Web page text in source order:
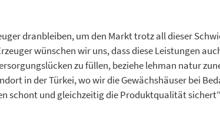
dranbleiben, um den Markt trotz all dieser
wünschen wir uns, dass diese Leistungen
zu füllen, beziehe lehman natur
in der Türkei, wo wir die Gewächshäuser bei
schont und gleichzeitig die Produktqualität